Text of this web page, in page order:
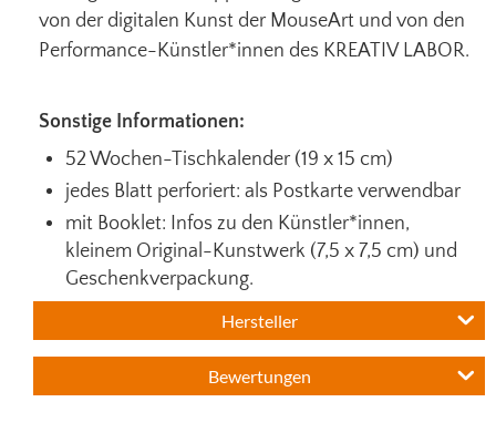
von der digitalen Kunst der MouseArt und von den
Performance-Künstler*innen des KREATIV LABOR.
Sonstige Informationen:
52 Wochen-Tischkalender (19 x 15 cm)
jedes Blatt perforiert: als Postkarte verwendbar
mit Booklet: Infos zu den Künstler*innen,
kleinem Original-Kunstwerk (7,5 x 7,5 cm) und
Geschenkverpackung.
Hersteller
Bewertungen